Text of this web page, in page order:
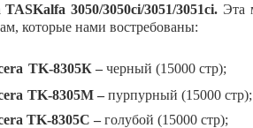
3050/3050ci/3051/3051ci. Эта
которые нами востребованы:
TK-8305К – черный (15000 стр);
TK-8305М – пурпурный (15000 стр);
TK-8305С – голубой (15000 стр);